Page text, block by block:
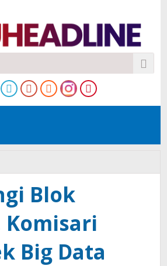
PHR Cek Big Data Hingga Pengeboran
Blok
Komisari
Big Data